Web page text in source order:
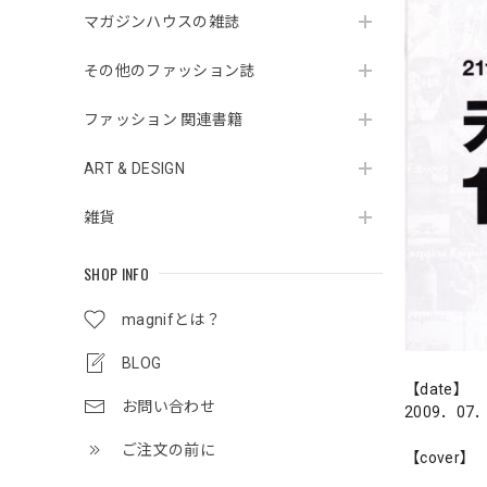
マガジンハウスの雑誌
その他のファッション誌
ファッション 関連書籍
ART & DESIGN
雑貨
SHOP INFO
magnifとは？
BLOG
お問い合わせ
ご注文の前に
【date】
2009．07
【cover】